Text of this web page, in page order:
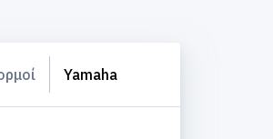
Yamaha